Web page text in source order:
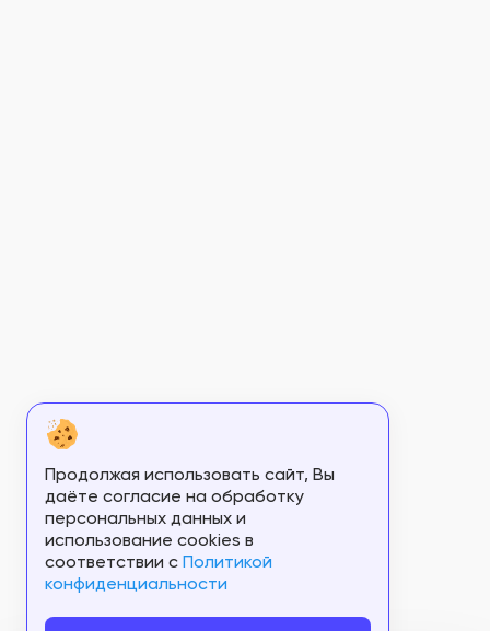
Продолжая использовать сайт, Вы
даёте согласие на обработку
персональных данных и
использование cookies в
соответствии c Политикой
конфиденциальности